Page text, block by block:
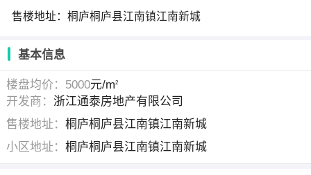
售楼地址：桐庐桐庐县江南镇江南新城
基本信息
楼盘均价：5000元/m2
开发商： 浙江通泰房地产有限公司
售楼地址：桐庐桐庐县江南镇江南新城
小区地址：桐庐桐庐县江南镇江南新城